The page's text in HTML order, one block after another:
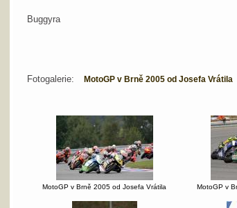
Buggyra
Fotogalerie: MotoGP v Brně 2005 od Josefa Vrátila
MotoGP v Brně 2005 od Josefa Vrátila MotoGP v